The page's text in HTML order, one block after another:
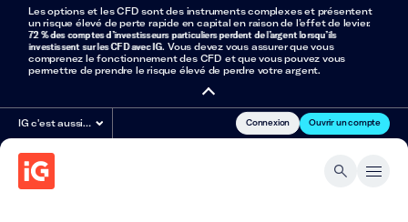
Les options et les CFD sont des instruments complexes et présentent
un risque élevé de perte rapide en capital en raison de l’effet de levier.
72 % des comptes d’investisseurs particuliers perdent de l’argent lorsqu’ils
investissent sur les CFD avec IG. Vous devez vous assurer que vous
comprenez le fonctionnement des CFD et que vous pouvez vous
permettre de prendre le risque élevé de perdre votre argent.
IG c'est aussi… Connexion Ouvrir un compte